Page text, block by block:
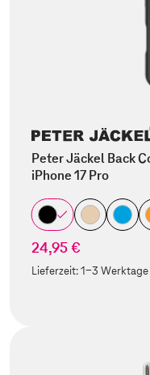
Peter Jäckel Back
iPhone 17 Pro
24,95 €
Lieferzeit:1-3 Werktage